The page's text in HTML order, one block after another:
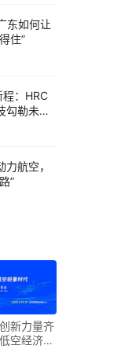
东如何让
住”
程：HRC
勾勒未来
航空，
”
新力量齐
空经济进